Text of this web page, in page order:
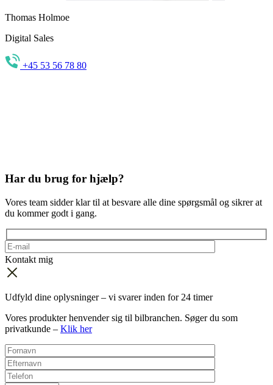
Thomas Holmoe
Digital Sales
+45 53 56 78 80
Har du brug for hjælp?
Vores team sidder klar til at besvare alle dine spørgsmål og sikrer at
du kommer godt i gang.
Kontakt mig
Udfyld dine oplysninger – vi svarer inden for 24 timer
Vores produkter henvender sig til bilbranchen. Søger du som
privatkunde – Klik her